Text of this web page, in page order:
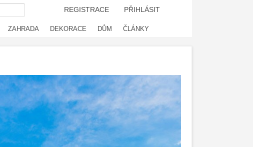
REGISTRACE PŘIHLÁSIT
ZAHRADA DEKORACE DŮM ČLÁNKY